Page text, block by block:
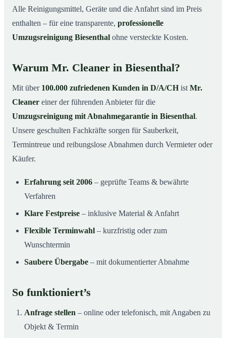
Alle Reinigungsmittel, Geräte und die Anfahrt sind im Preis
enthalten – für eine transparente, professionelle
Umzugsreinigung Biesenthal ohne versteckte Kosten.
Warum Mr. Cleaner in Biesenthal?
Mit über 100.000 zufriedenen Kunden in D/A/CHist Mr.
Cleaner einer der führenden Anbieter für die
Umzugsreinigung mit Abnahmegarantie in Biesenthal.
Unsere geschulten Fachkräfte sorgen für Sauberkeit,
Termintreue und reibungslose Abnahmen durch Vermieter oder
Käufer.
Erfahrung seit 2006 – geprüfte Teams & bewährte
Verfahren
Klare Festpreise – inklusive Material & Anfahrt
Flexible Terminwahl – kurzfristig oder zum
Wunschtermin
Saubere Übergabe – mit dokumentierter Abnahme
So funktioniert’s
Anfrage stellen – online oder telefonisch, mit Angaben zu
Objekt & Termin